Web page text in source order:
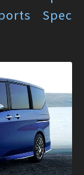
Spec